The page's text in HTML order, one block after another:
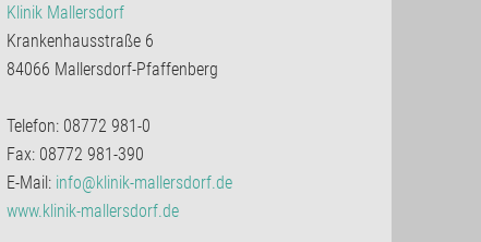
Klinik Mallersdorf
Krankenhausstraße 6
84066 Mallersdorf-Pfaffenberg
Telefon: 08772 981-0
Fax: 08772 981-390
E-Mail: info@klinik-mallersdorf.de
www.klinik-mallersdorf.de